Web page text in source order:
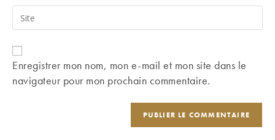
comment
email
address
comment
Saisir
l’URL
de
votre
(facultatif)
Enregistrer mon nom, mon e-mail et mon site dans le
navigateur pour mon prochain commentaire.